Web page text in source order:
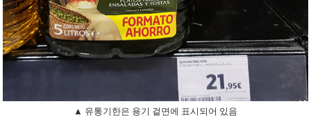
▲ 유통기한은 용기 겉면에 표시되어 있음